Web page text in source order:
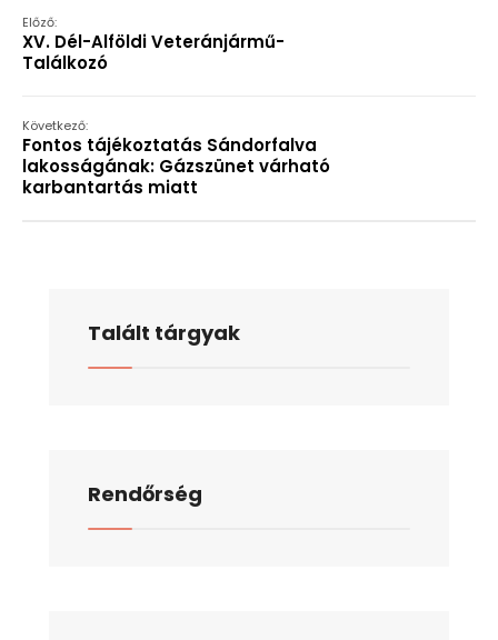
Előző:
XV. Dél-Alföldi Veteránjármű-
Találkozó
Következő:
Fontos tájékoztatás Sándorfalva
lakosságának: Gázszünet várható
karbantartás miatt
Talált tárgyak
Rendőrség